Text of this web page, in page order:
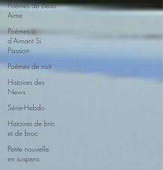
Poèmes de Beau
Aime
Poèmes
d'Aimant Si
Passion
Poèmes de nuit
Histoires des
News
Série-Hebdo
Histoires de bric
et de broc
Petite nouvelle
en suspens